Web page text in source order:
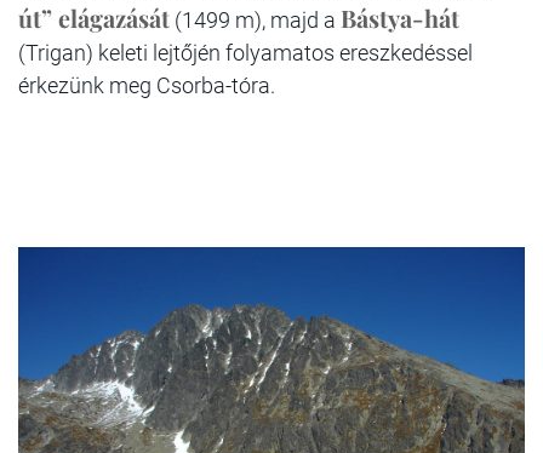
út” elágazását (1499 m), majd a Bástya-hát
(Trigan) keleti lejtőjén folyamatos ereszkedéssel
érkezünk meg Csorba-tóra.